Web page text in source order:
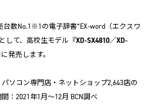
数No.1※1の電子辞書“EX-word（エクスワ
して、高校生モデル『XD-SX4810／XD-
発売します。
ソコン専門店・ネットショップ2,643店の
：2021年1月～12月 BCN調べ